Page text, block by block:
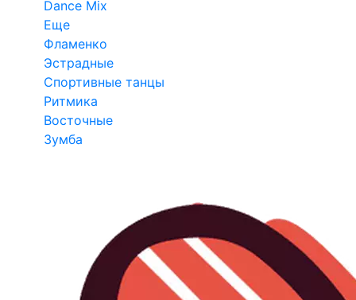
Dance Mix
Еще
Фламенко
Эстрадные
Спортивные танцы
Ритмика
Восточные
Зумба